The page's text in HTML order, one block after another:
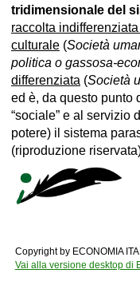
tridimensionale del
raccolta
culturale (Società
politica o gassosa-
differenziata (Società
ed è, da questo punto
“sociale” e al servizio
potere) il sistema
(riproduzione
Copyright by ECONOMIA
Vai alla versione desktop di